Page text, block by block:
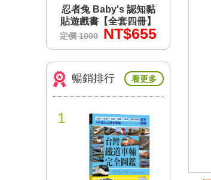
忍者兔 Baby's 認知黏
貼遊戲書【全套四冊】
定價 1000 NT$655
忍者
貼遊
暢銷排行 看更多
1